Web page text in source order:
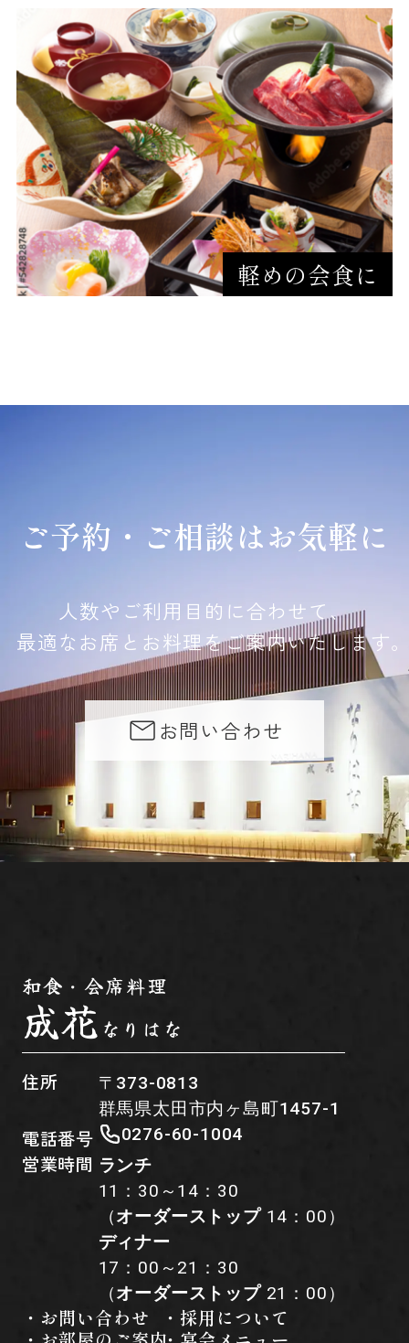
軽めの会食に
ご予約・ご相談はお気軽に
人数やご利用目的に合わせて、
最適なお席とお料理をご案内いたします
お問い合わせ
和食・会席料理
成花 なりはな
住所
〒373-0813
群馬県太田市内ヶ島町1457-1
電話番号 0276-60-1004
営業時間 ランチ
11：30～14：30
（オーダーストップ14：00）
ディナー
17：00～21：30
（オーダーストップ21：00）
・お問い合わせ
・採用について